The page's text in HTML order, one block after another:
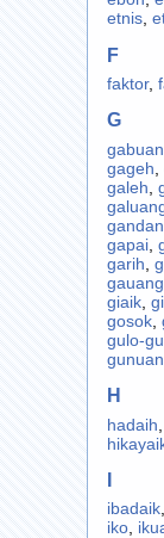
etnis,
F
faktor,
G
gageh
galeh
gapai,
garih
gauang
giaik,
gosok,
gulo-
H
hadaih
ibadaik,
iko,